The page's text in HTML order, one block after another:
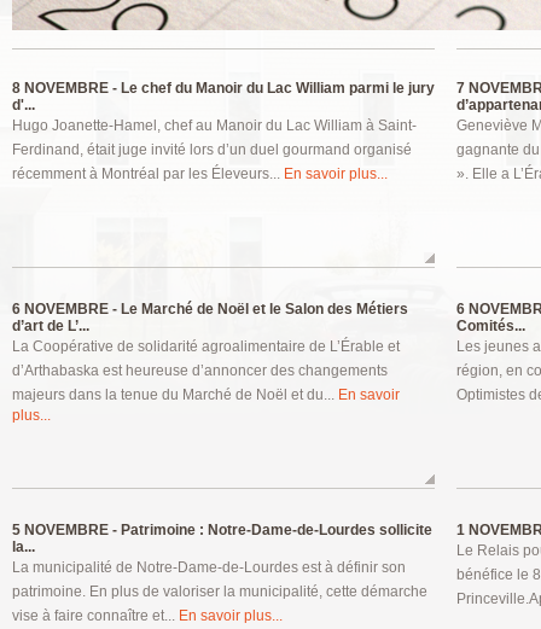
8 NOVEMBRE - Le chef du Manoir du Lac William parmi le jury
d'...
Hugo Joanette-Hamel, chef au Manoir du Lac William à Saint-
Ferdinand, était juge invité lors d’un duel gourmand organisé
récemment à Montréal par les Éleveurs... En savoir plus...
7
Geneviève
gagnante
». Elle a
6 NOVEMBRE - Le Marché de Noël et le Salon des Métiers
d’art de L’...
La Coopérative de solidarité agroalimentaire de L’Érable et
d’Arthabaska est heureuse d’annoncer des changements
majeurs dans la tenue du Marché de Noël et du... En savoir
plus...
6
Comités...
Les jeunes
région, en
Optimistes
5 NOVEMBRE - Patrimoine : Notre-Dame-de-Lourdes sollicite
la...
La municipalité de Notre-Dame-de-Lourdes est à définir son
patrimoine. En plus de valoriser la municipalité, cette démarche
vise à faire connaître et... En savoir plus...
1
Le Relais
bénéfice le
Pages